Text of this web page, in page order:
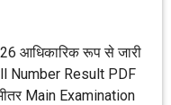
आधिकारिक रूप से जारी
Number Result PDF
Main Examination